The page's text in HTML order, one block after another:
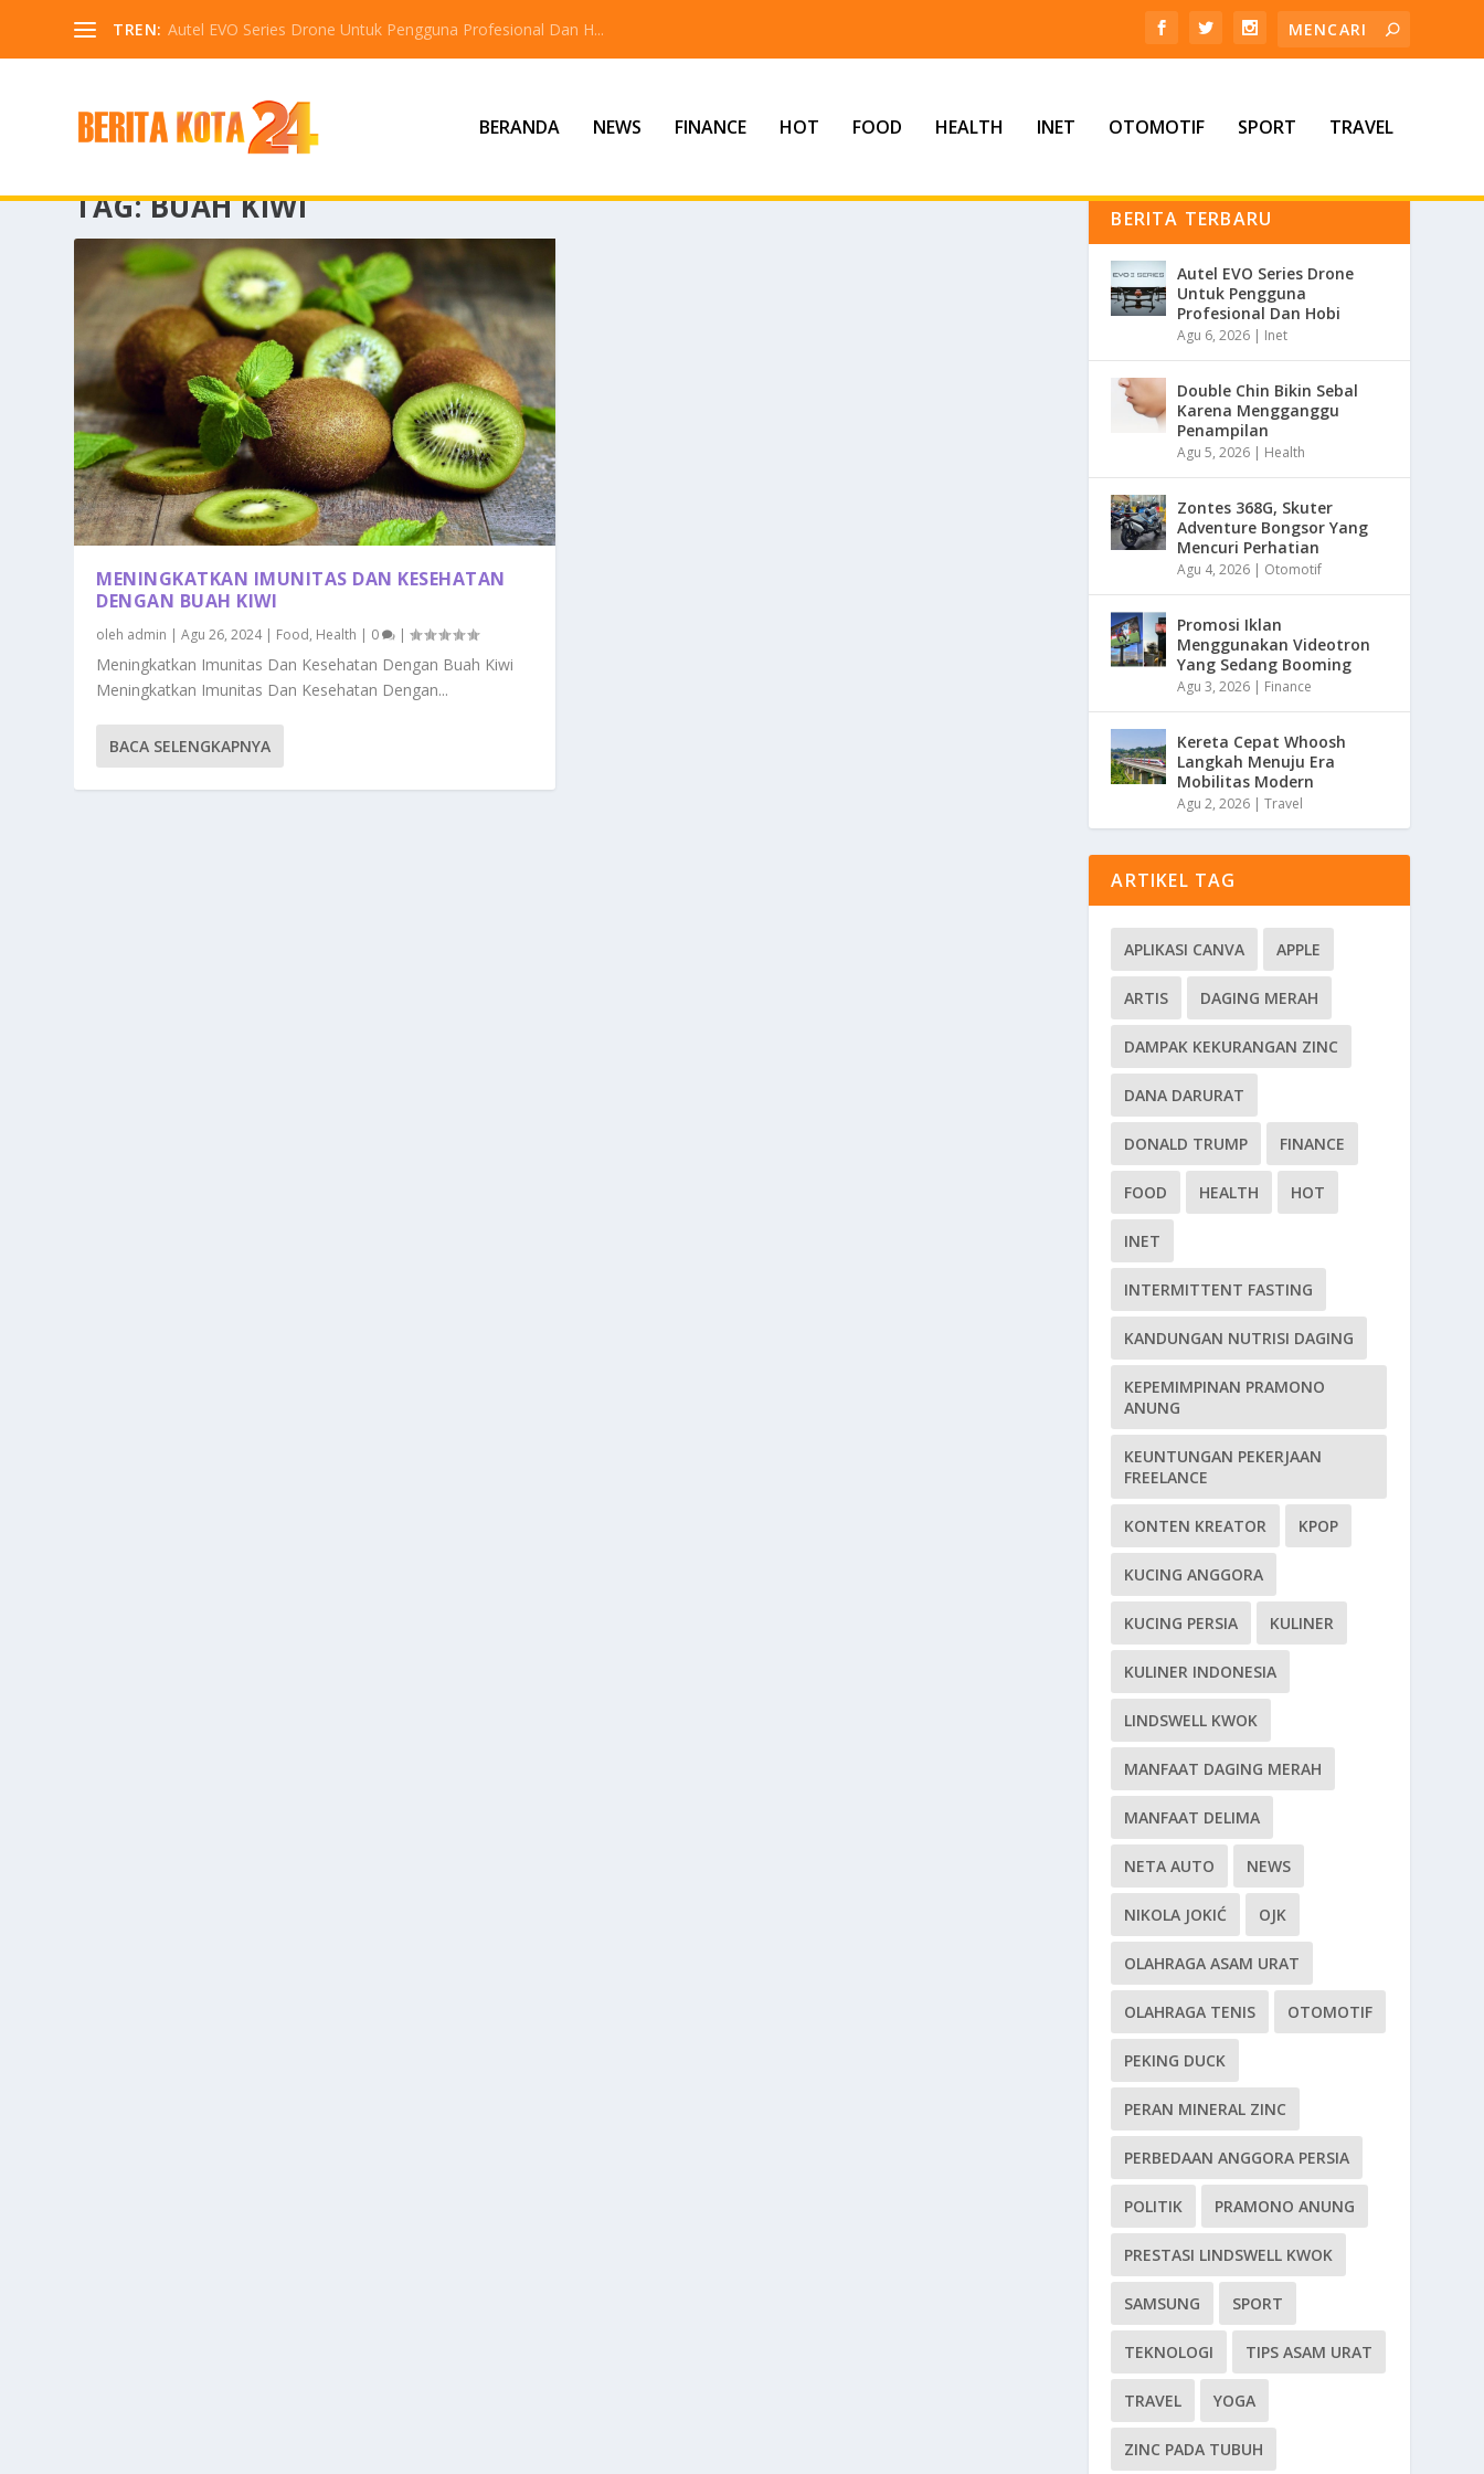
TREN: Autel EVO Series Drone Untuk Pengguna Profesional Dan H...
BERANDA NEWS FINANCE HOT FOOD HEALTH INET OTOMOTIF SPORT TRAVEL
TAG:BUAH KIWI
MENINGKATKAN IMUNITAS DAN KESEHATAN
DENGAN BUAH KIWI
oleh admin |Agu 26, 2024| Food, Health | 0 |
Meningkatkan Imunitas Dan Kesehatan Dengan Buah Kiwi
Meningkatkan Imunitas Dan Kesehatan Dengan...
BACA SELENGKAPNYA
BERITA TERBARU
Autel EVO Series Drone
Untuk Pengguna
Profesional Dan Hobi
Agu 6, 2026 | Inet
Double Chin Bikin Sebal
Karena Mengganggu
Penampilan
Agu 5, 2026 | Health
Zontes 368G, Skuter
Adventure Bongsor Yang
Mencuri Perhatian
Agu 4, 2026 | Otomotif
Promosi Iklan
Menggunakan Videotron
Yang Sedang Booming
Agu 3, 2026 | Finance
Kereta Cepat Whoosh
Langkah Menuju Era
Mobilitas Modern
Agu 2, 2026 |Travel
ARTIKEL TAG
APLIKASI CANVA APPLE
ARTIS DAGING MERAH
DAMPAK KEKURANGAN ZINC
DANA DARURAT
DONALD TRUMP FINANCE
FOOD HEALTH HOT
INET
INTERMITTENT FASTING
KANDUNGAN NUTRISI DAGING
KEPEMIMPINAN PRAMONO
ANUNG
KEUNTUNGAN PEKERJAAN
FREELANCE
KONTEN KREATOR KPOP
KUCING ANGGORA
KUCING PERSIA KULINER
KULINER INDONESIA
LINDSWELL KWOK
MANFAAT DAGING MERAH
MANFAAT DELIMA
NETA AUTO NEWS
NIKOLA JOKIĆ OJK
OLAHRAGA ASAM URAT
OLAHRAGA TENIS OTOMOTIF
PEKING DUCK
PERAN MINERAL ZINC
PERBEDAAN ANGGORA PERSIA
POLITIK PRAMONO ANUNG
PRESTASI LINDSWELL KWOK
SAMSUNG SPORT
TEKNOLOGI TIPS ASAM URAT
TRAVEL YOGA
ZINC PADA TUBUH